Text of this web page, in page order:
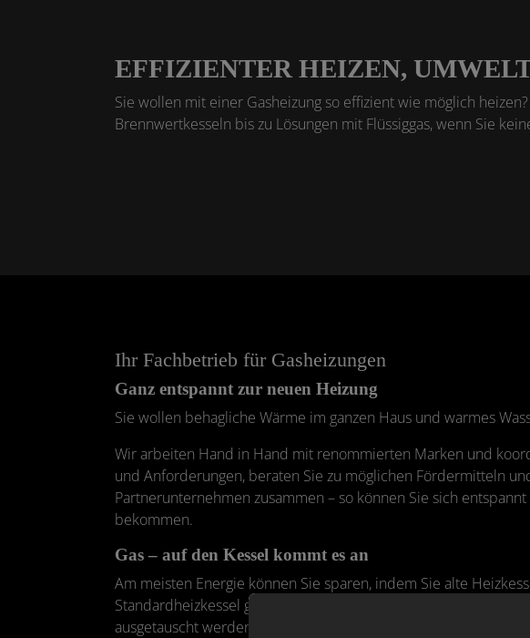
EFFIZIENTER HEIZEN,
Sie wollen mit einer Gasheizung so effizient wie möglich
Brennwertkesseln bis zu Lösungen mit Flüssiggas, wenn Sie
Ihr Fachbetrieb für Gasheizungen
Ganz entspannt zur neuen Heizung
Sie wollen behagliche Wärme im ganzen Haus und warmes
Wir arbeiten Hand in Hand mit renommierten Marken und
und Anforderungen, beraten Sie zu möglichen Fördermitteln
Partnerunternehmen zusammen – so können Sie sich
bekommen.
Gas – auf den Kessel kommt es an
Am meisten Energie können Sie sparen, indem Sie alte
Standardheizkessel genannt, betrieben. Wegen des
ausgetauscht werden. Ihre Alternativen: ein moderner